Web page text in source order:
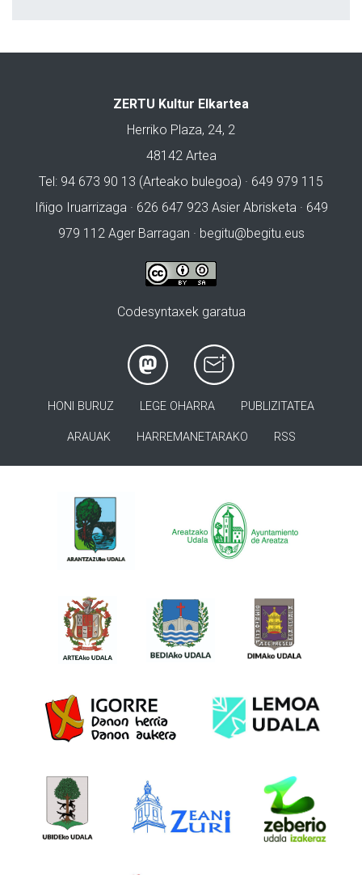
ZERTU Kultur Elkartea
Herriko Plaza, 24, 2
48142 Artea
Tel: 94 673 90 13 (Arteako bulegoa) · 649 979 115
Iñigo Iruarrizaga · 626 647 923 Asier Abrisketa · 649
979 112 Ager Barragan · begitu@begitu.eus
Codesyntaxek garatua
HONI BURUZ LEGE OHARRA PUBLIZITATEA
ARAUAK HARREMANETARAKO RSS